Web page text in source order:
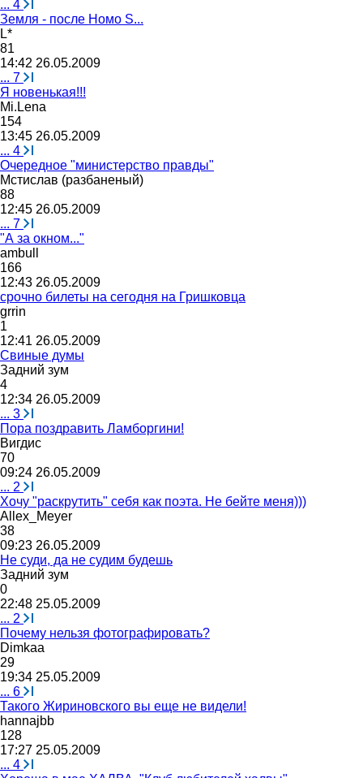
... 4
Земля - после Номо S...
L*
81
14:42 26.05.2009
... 7
Я новенькая!!!
Mi.Lena
154
13:45 26.05.2009
... 4
Очередное "министерство правды"
Мстислав (разбаненый)
88
12:45 26.05.2009
... 7
"А за окном..."
ambull
166
12:43 26.05.2009
срочно билеты на сегодня на Гришковца
grrin
1
12:41 26.05.2009
Свиные думы
Задний зум
4
12:34 26.05.2009
... 3
Пора поздравить Ламборгини!
Вигдис
70
09:24 26.05.2009
... 2
Хочу "раскрутить" себя как поэта. Не бейте меня)))
Allex_Meyer
38
09:23 26.05.2009
Не суди, да не судим будешь
Задний зум
0
22:48 25.05.2009
... 2
Почему нельзя фотографировать?
Dimkaa
29
19:34 25.05.2009
... 6
Такого Жириновского вы еще не видели!
hannajbb
128
17:27 25.05.2009
... 4